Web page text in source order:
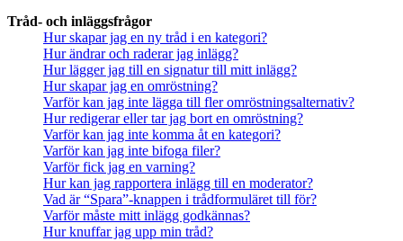
Tråd- och inläggsfrågor
Hur skapar jag en ny tråd i en kategori?
Hur ändrar och raderar jag inlägg?
Hur lägger jag till en signatur till mitt inlägg?
Hur skapar jag en omröstning?
Varför kan jag inte lägga till fler omröstningsalternativ?
Hur redigerar eller tar jag bort en omröstning?
Varför kan jag inte komma åt en kategori?
Varför kan jag inte bifoga filer?
Varför fick jag en varning?
Hur kan jag rapportera inlägg till en moderator?
Vad är “Spara”-knappen i trådformuläret till för?
Varför måste mitt inlägg godkännas?
Hur knuffar jag upp min tråd?